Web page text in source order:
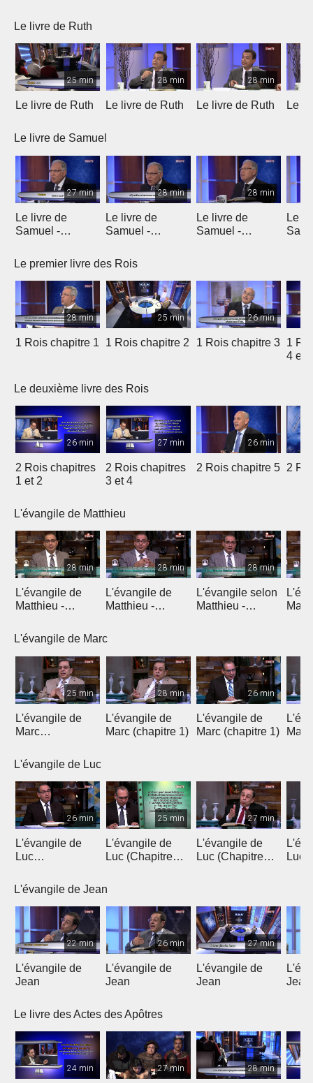
Le livre de Ruth
25 min
Le livre de Ruth
28 min
Le livre de Ruth
28 min
Le livre de Ruth Le
Le livre de Samuel
27 min
Le livre de
Samuel -
28 min
Le livre de
Samuel -
28 min
Le livre de
Samuel -
Le
Le premier livre des Rois
28 min
1 Rois chapitre 1
25 min
1 Rois chapitre 2
26 min
1 Rois chapitre 3
1
4 et 5
Le deuxième livre des Rois
26 min
2 Rois chapitres
1 et 2
27 min
2 Rois chapitres
3 et 4
26 min
2 Rois chapitre 5 2
L'évangile de Matthieu
28 min
L'évangile de
Matthieu -
28 min
L'évangile de
Matthieu -
28 min
L'évangile selon
Matthieu -
L'évangile de Marc
25 min
L'évangile de
Marc
28 min
L'évangile de
Marc (chapitre 1)
26 min
L'évangile de
Marc (chapitre 1)
L'évangile de Luc
26 min
L'évangile de
Luc
25 min
L'évangile de
Luc (Chapitre
27 min
L'évangile de
Luc (Chapitre
Luc
L'évangile de Jean
22 min
L'évangile de
Jean
26 min
L'évangile de
Jean
27 min
L'évangile de
Jean
Jean
Le livre des Actes des Apôtres
24 min 27 min 28 min